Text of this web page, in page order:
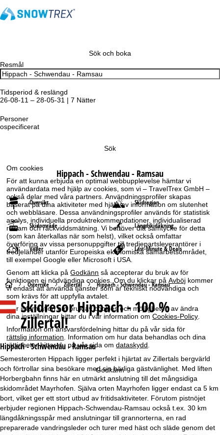
Om cookies
För att kunna erbjuda en optimal webbupplevelse hämtar vi
användardata med hjälp av cookies, som vi – TravelTrex GmbH –
också delar med våra partners. Användningsprofiler skapas
baserat på dina aktiviteter med hjälp av information om slutenhet
och webbläsare. Dessa användningsprofiler används för statistisk
analys, individuella produktrekommendationer, individualiserad
reklam och räckviddsmätning. Vi behöver ditt samtycke för detta
(som kan återkallas när som helst), vilket också omfattar
överföring av vissa personuppgifter till tredjepartsleverantörer i
tredjeländer utanför Europeiska ekonomiska samarbetsområdet,
till exempel Google eller Microsoft i USA.
Genom att klicka påGodkänn så accepterar du bruk av för
funktionen ej nödvändiga cookies. Om du klickar påAvböj kommer
vi endast att använda tjänster som är tekniskt nödvändiga och
som krävs för att uppfylla avtalet.
Mer information om bruk av cookies och möjligheten av ändra
dina inställningar hittar du i vår information omCookies-Policy
Information om ansvarsfördelning hittar du på vår sida för
rättslig information . Information om hur data behandlas och dina
rättigheter hittar du på vår sida omdataskydd
Godkänn
Sök och boka
Resmål
Tidsperiod & reslängd
26-08-11 – 28-05-31 | 7 Nätter
Personer
ospecificerat
Sök
Hippach - Schwendau - Ramsau
Översikt Skidregion
Skidområde Längdskidåkning
Väder Last-Minute & Deals
S
t
r
t
i
d
Österrike Zillertal Hippach - Schwendau - Ramsau
SkidresorHippach - 100 %
Zillertal!
Hippach - Schwendau - Ramsau
Semesterorten Hippach ligger perfekt i hjärtat av Zillertals bergvärld
och förtrollar sina besökare med sin härliga gästvänlighet. Med liften
Horbergbahn finns här en utmärkt anslutning till det mångsidiga
skidområdet Mayrhofen. Själva orten Mayrhofen ligger endast ca 5 km
bort, vilket ger ett stort utbud av fritidsaktiviteter. Förutom pistnöjet
erbjuder regionen Hippach-Schwendau-Ramsau också t.ex. 30 km
längdåkningsspår med anslutningar till grannorterna, en rad
preparerade vandringsleder och turer med häst och släde genom det